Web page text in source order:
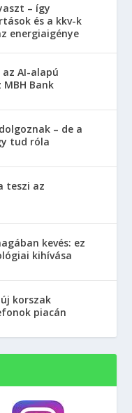
– így
és a kkv-k
energiaigénye
AI-alapú
Bank
– de a
tud róla
teszi az
kevés: ez
kihívása
korszak
piacán